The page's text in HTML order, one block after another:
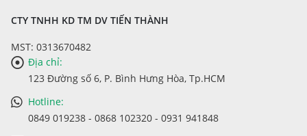
CTY TNHH KD TM DV TIẾN THÀNH
MST: 0313670482
Địa chỉ:
123 Đường số 6, P. Bình Hưng Hòa, Tp.HCM
Hotline:
0849 019238 - 0868 102320 - 0931 941848